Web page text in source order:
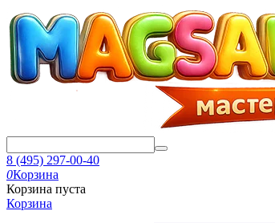
8 (495) 297-00-40
0Корзина
Корзина пуста
Корзина